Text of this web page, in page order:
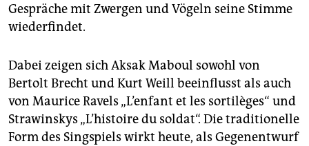
Gespräche mit Zwergen und Vögeln seine Stimme
wiederfindet.
Dabei zeigen sich Aksak Maboul sowohl von
Bertolt Brecht und Kurt Weill beeinflusst als auch
von Maurice Ravels „L’enfant et les sortilèges“ und
Strawinskys „L’histoire du soldat“. Die traditionelle
Form des Singspiels wirkt heute, als Gegenentwurf